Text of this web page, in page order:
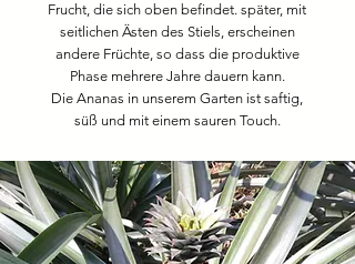
Frucht, die sich oben befindet. später, mit
seitlichen Ästen des Stiels, erscheinen
andere Früchte, so dass die produktive
Phase mehrere Jahre dauern kann.
Die Ananas in unserem Garten ist saftig,
süß und mit einem sauren Touch.